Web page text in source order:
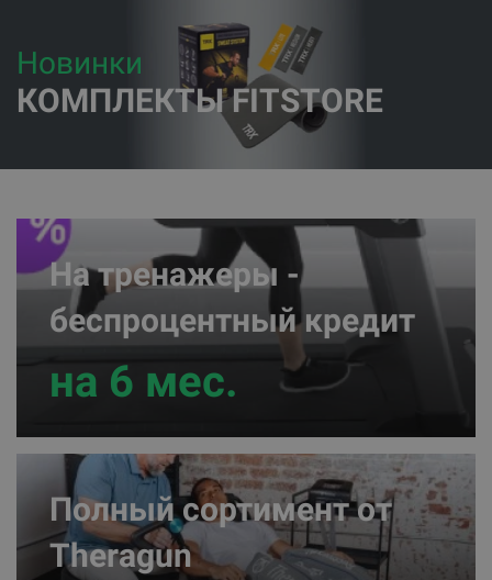
Новинки
КОМПЛЕКТЫ FITSTORE
На тренажеры -
беспроцентный кредит
на 6 мес.
Полный сортимент от
Theragun